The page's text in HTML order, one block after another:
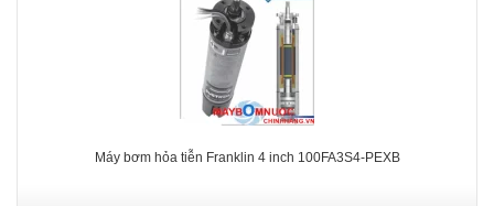
Máy bơm hỏa tiễn Franklin 4 inch 100FA3S4-PEXB